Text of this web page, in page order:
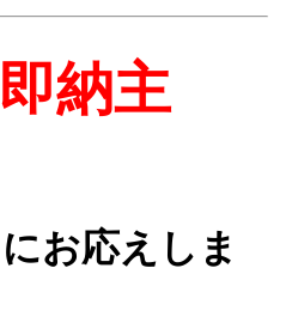
即納主
にお応えしま